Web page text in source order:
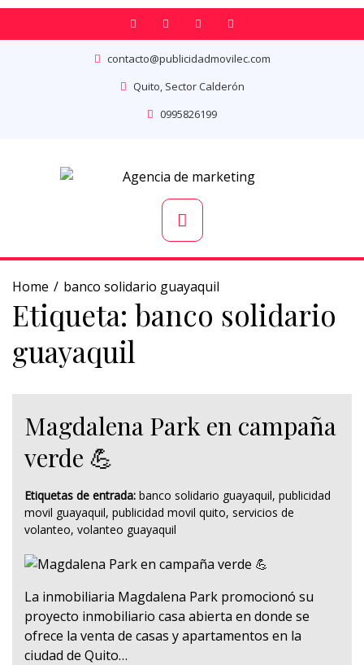
contacto@publicidadmovilec.com
Quito, Sector Calderón
0995826199
Home banco solidario guayaquil
Etiqueta: banco solidario
guayaquil
Magdalena Park en campaña
verde 💪
Etiquetas de entrada: banco solidario guayaquil, publicidad
movil guayaquil, publicidad movil quito, servicios de
volanteo, volanteo guayaquil
La inmobiliaria Magdalena Park promocionó su
proyecto inmobiliario casa abierta en donde se
ofrece la venta de casas y apartamentos en la
ciudad de Quito…